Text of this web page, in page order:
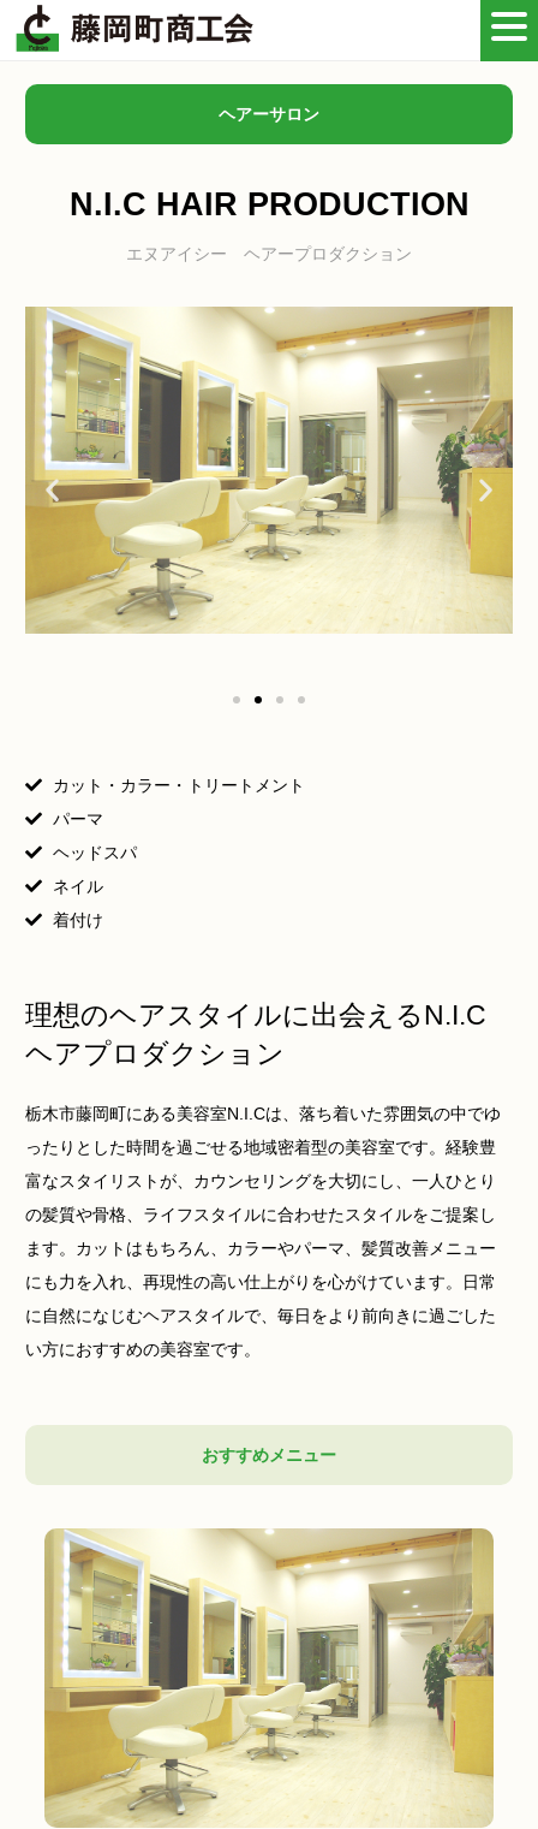
ヘアーサロン
N.I.C HAIR PRODUCTION
エヌアイシー ヘアープロダクション
カット・カラー・トリートメント
パーマ
ヘッドスパ
ネイル
着付け
理想のヘアスタイルに出会えるN.I.C
ヘアプロダクション
栃木市藤岡町にある美容室N.I.Cは、落ち着いた雰囲気の中でゆ
ったりとした時間を過ごせる地域密着型の美容室です。経験豊
富なスタイリストが、カウンセリングを大切にし、一人ひとり
の髪質や骨格、ライフスタイルに合わせたスタイルをご提案し
ます。カットはもちろん、カラーやパーマ、髪質改善メニュー
にも力を入れ、再現性の高い仕上がりを心がけています。日常
に自然になじむヘアスタイルで、毎日をより前向きに過ごした
い方におすすめの美容室です。
おすすめメニュー